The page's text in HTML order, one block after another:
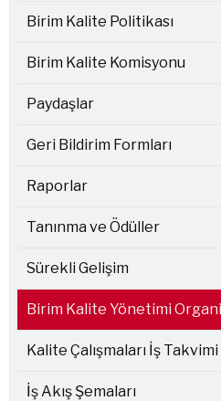
Birim Kalite Politikası
Birim Kalite Komisyonu
Paydaşlar
Geri Bildirim Formları
Raporlar
Tanınma ve Ödüller
Sürekli Gelişim
Birim Kalite Yönetimi
Kalite Çalışmaları İş Takvimi
İş Akış Şemaları